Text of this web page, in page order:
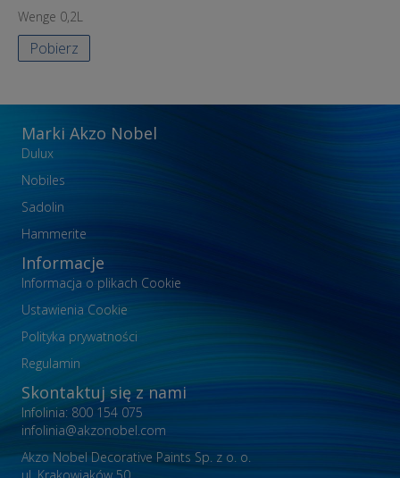
Wenge 0,2L
Pobierz
Marki Akzo Nobel
Dulux
Nobiles
Sadolin
Hammerite
Informacje
Informacja o plikach Cookie
Ustawienia Cookie
Polityka prywatności
Regulamin
Skontaktuj się z nami
Infolinia: 800 154 075
infolinia@akzonobel.com
Akzo Nobel Decorative Paints Sp. z o. o.